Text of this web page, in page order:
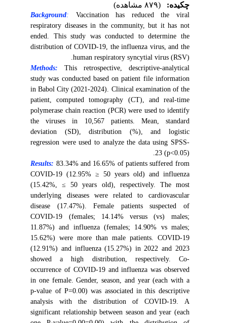
چکیده:
Background
Vaccination has reduced the viral
respiratory diseases in the community, but it has not
ended. This study was conducted to determine the
distribution of COVID-19, the influenza virus, and the
human respiratory syncytial virus (RSV).
Methods: This retrospective, descriptive-analytical
study was conducted based on patient file information
in Babol City (2021-2024). Clinical examination of the
patient, computed tomography (CT), and real-time
polymerase chain reaction (PCR) were used to identify
the viruses in 10,567 patients. Mean, standard
deviation (SD), distribution (%), and logistic
regression were used to analyze the data using SPSS-
23 (p<0.05).
Results:83.34% and 16.65% of patients suffered from
COVID-19 (12.95% ≥ 50 years old) and influenza
(15.42%, ≤ 50 years old), respectively. The most
underlying diseases were related to cardiovascular
disease (17.47%). Female patients suspected of
COVID-19 (females; 14.14% versus (vs) males;
11.87%) and influenza (females; 14.90% vs males;
15.62%) were more than male patients. COVID-19
(12.91%) and influenza (15.27%) in 2022 and 2023
showed a high distribution, respectively. Co-
occurrence of COVID-19 and influenza was observed
in one female. Gender, season, and year (each with a
p-value of P=0.00) was associated in this descriptive
analysis with the distribution of COVID-19. A
significant relationship between season and year (each